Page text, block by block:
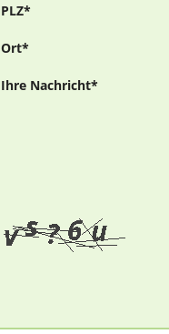
PLZ*
Ort*
Ihre Nachricht*